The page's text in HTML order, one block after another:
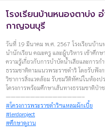
โรงเรียนบ้านหนองตาบ่ง
กาญจนบุรี
วันที่ 19 มีนาคม พ.ศ. 2567 โรงเรียนบ้า
นำนักเรียน คณะครู และผู้บริหาร เข้าศึกษ
ความรู้เกี่ยวกับการบำบัดน้ำเสียและการ
ธรรมชาติตามแนวพระราชดำริ โดยรับฟั
วิชาการสิ่งแวดล้อม รับชมวีดิทัศน์ในห้องป
โครงการพร้อมศึกษาเส้นทางธรรมชาติป่า
————————–———————–
#โครงการพระราชดำริฯแหลมผักเบี้ย
#lerdproject
#ศึกษาดูงาน